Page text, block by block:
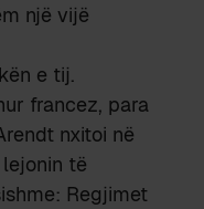
një vijë
e tij.
francez, para
nxitoi në
të
Regjimet